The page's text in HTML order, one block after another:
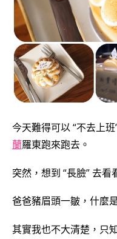
今天難得可以 “不去上
蘭羅東跑來跑去。
突然，想到 “長臉” 去看
爸爸豬眉頭一皺，什麼
其實我也不大清楚，只